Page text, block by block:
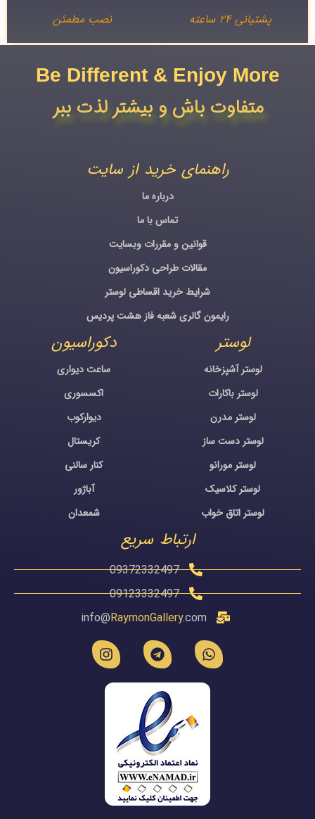
پشتیانی ۲۴ ساعته نصب مطمئن
Be Different & Enjoy More​
متفاوت باش و بیشتر لذت ببر
راهنمای خرید از سایت
درباره ما
تماس با ما
قوانین و مقررات وبسایت
مقالات طراحی دکوراسیون
شرایط خرید اقساطی لوستر
رایمون گالری شعبه فاز هشت پردیس
لوستر
لوستر آشپزخانه
لوستر باکارات
لوستر مدرن
لوستر دست ساز
لوستر مورانو
لوستر کلاسیک
لوستر اتاق خواب
دکوراسیون
ساعت دیواری
اکسسوری
دیوارکوب
کریستال
کنار سالنی
آباژور
شمعدان
ارتباط سریع
09372332497
09123332497
info@RaymonGallery.com